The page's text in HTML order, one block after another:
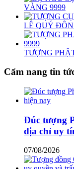
VÀNG 9999
LÊ QUÝ
TƯỢNG
Cẩm nang tin
Đúc tượng
địa chỉ uy
07/08/2026